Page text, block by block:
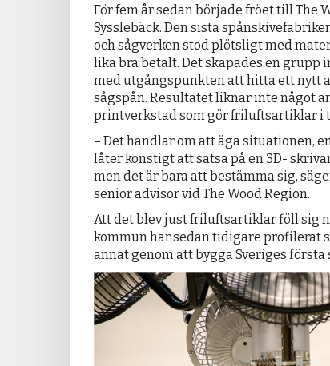
För fem år sedan började fröet till The
Sysslebäck. Den sista
och sågverken stod plötsligt med
lika bra betalt. Det skapades en grupp
med utgångspunkten att hitta ett nytt
sågspån. Resultatet liknar inte något
printverkstad som gör friluftsartiklar i
– Det handlar om att äga situationen,
låter konstigt att satsa på en 3D-
men det är bara att bestämma sig,
senior advisor vid The Wood Region.
Att det blev just friluftsartiklar föll sig
kommun har sedan tidigare profilerat
annat genom att bygga Sveriges